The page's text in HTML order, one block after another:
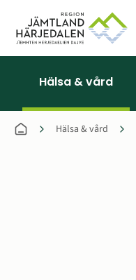
Hälsa & vård
Hälsa & vård